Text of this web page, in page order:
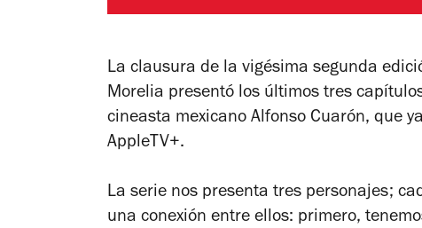
La clausura de la vigésima segunda
Morelia presentó los últimos tres
cineasta mexicano Alfonso Cuarón, que
AppleTV+.
La serie nos presenta tres personajes;
una conexión entre ellos: primero,